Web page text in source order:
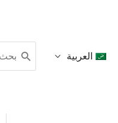
العربية
عن: